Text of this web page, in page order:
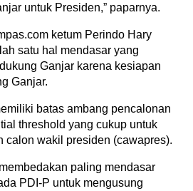
untuk Presiden,” paparnya.
ketum Perindo Hary
satu hal mendasar yang
Ganjar karena kesiapan
Ganjar.
batas ambang pencalonan
threshold yang cukup untuk
calon wakil presiden (cawapres).
paling mendasar
PDI-P untuk mengusung